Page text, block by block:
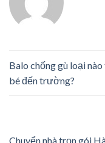
Balo chống gù loại
bé đến trường?
Chuyển nhà trọn gói